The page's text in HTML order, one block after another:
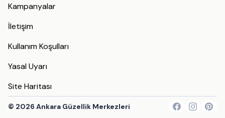
Kampanyalar
İletişim
Kullanım Koşulları
Yasal Uyarı
Site Haritası
© 2026 Ankara Güzellik Merkezleri